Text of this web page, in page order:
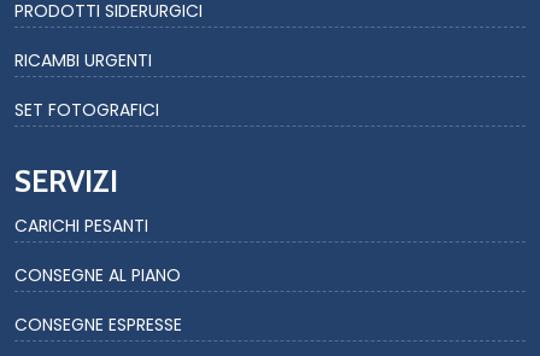
PRODOTTI SIDERURGICI
RICAMBI URGENTI
SET FOTOGRAFICI
SERVIZI
CARICHI PESANTI
CONSEGNE AL PIANO
CONSEGNE ESPRESSE